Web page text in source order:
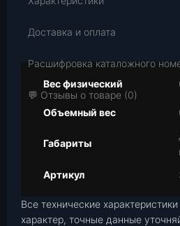
Доставка и оплата
Расшифровка каталожного
💬 Отзывы о товаре (0)
Вес физический
Объемный вес
Габариты
Артикул
Все технические
характер, точные данные